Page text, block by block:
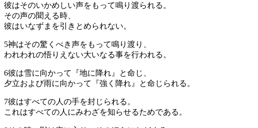
彼はそのいかめしい声をもって鳴り渡られる。
その声の聞える時、
彼はいなずまを引きとめられない。
5神はその驚くべき声をもって鳴り渡り、
われわれの悟りえない大いなる事を行われる。
6彼は雪に向かって『地に降れ』と命じ、
夕立および雨に向かって『強く降れ』と命じられる。
7彼はすべての人の手を封じられる。
これはすべての人にみわざを知らせるためである。